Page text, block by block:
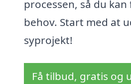
processen, så du
behov. Start med at
syprojekt!
Få tilbud, gratis og